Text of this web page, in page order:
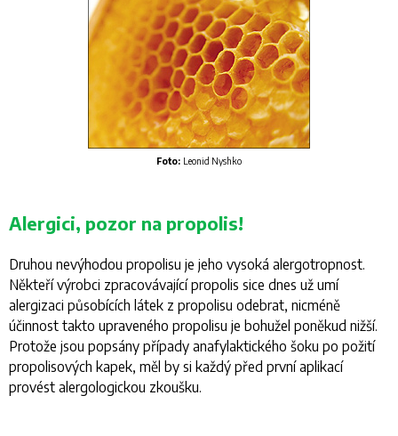
Foto: Leonid Nyshko
Alergici, pozor na propolis!
Druhou nevýhodou propolisu je jeho vysoká alergotropnost.
Někteří výrobci zpracovávající propolis sice dnes už umí
alergizaci působících látek z propolisu odebrat, nicméně
účinnost takto upraveného propolisu je bohužel poněkud nižší.
Protože jsou popsány případy anafylaktického šoku po požití
propolisových kapek, měl by si každý před první aplikací
provést alergologickou zkoušku.